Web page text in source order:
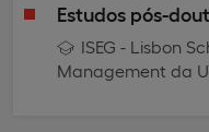
Estudos pós-
ISEG - Lisbon
Management da